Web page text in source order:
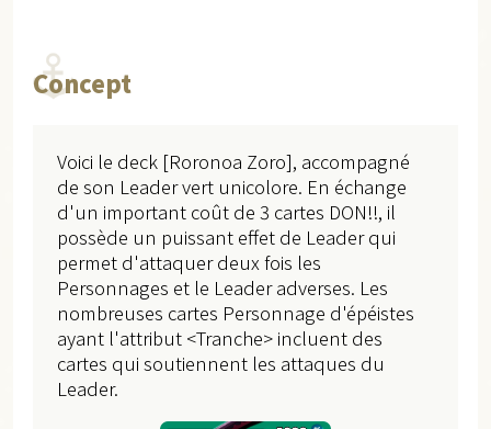
Concept
Voici le deck [Roronoa Zoro], accompagné
de son Leader vert unicolore. En échange
d'un important coût de 3 cartes DON!!, il
possède un puissant effet de Leader qui
permet d'attaquer deux fois les
Personnages et le Leader adverses. Les
nombreuses cartes Personnage d'épéistes
ayant l'attribut <Tranche> incluent des
cartes qui soutiennent les attaques du
Leader.